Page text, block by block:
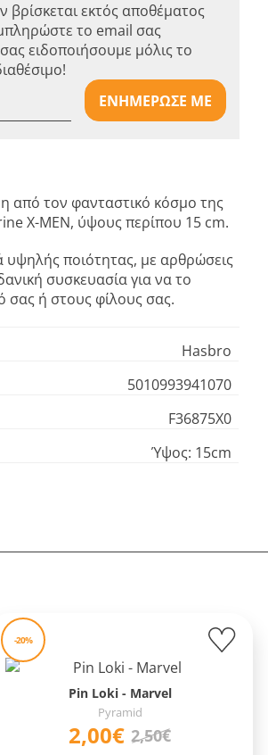
βρίσκεται εκτός αποθέματος
το email σας
ειδοποιήσουμε μόλις το
ΕΝΗΜΕΡΩΣΕ ΜΕ
από τον φανταστικό κόσμο της
X-MEN, ύψους περίπου 15 cm.
υψηλής ποιότητας, με αρθρώσεις
συσκευασία για να το
ή στους φίλους σας.
Hasbro
5010993941070
F36875X0
Ύψος: 15cm
-20%
Pin Loki - Marvel
Pyramid
2,00€ 2,50€